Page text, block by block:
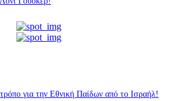
για την Εθνική Παίδων από το Ισραήλ!